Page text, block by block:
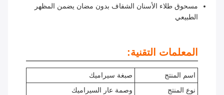
مسحوق طلاء الأسنان الشفاف بدون مضان يضمن المظهر
الطبيعي
المعلمات التقنية:
اسم المنتج
صبغة سيراميك
نوع المنتج
وصمة عار السيراميك